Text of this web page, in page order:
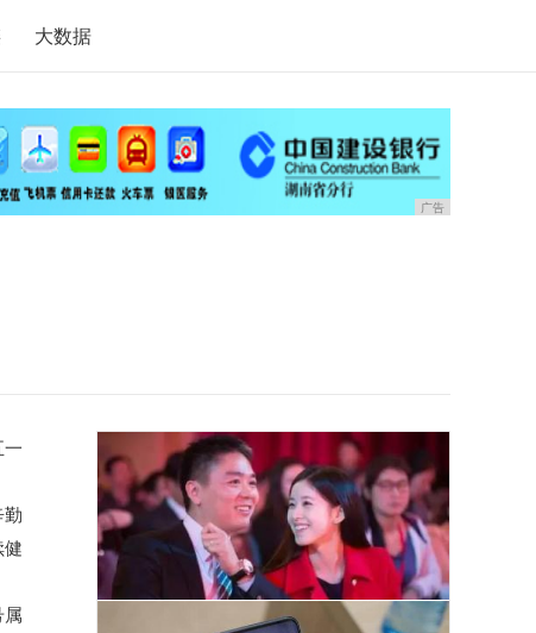
大数据
广告